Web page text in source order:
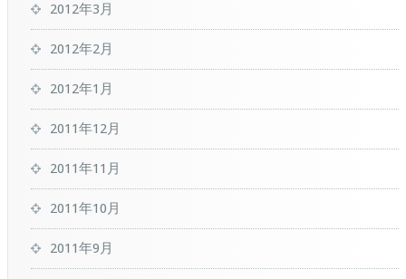
2012年3月
2012年2月
2012年1月
2011年12月
2011年11月
2011年10月
2011年9月